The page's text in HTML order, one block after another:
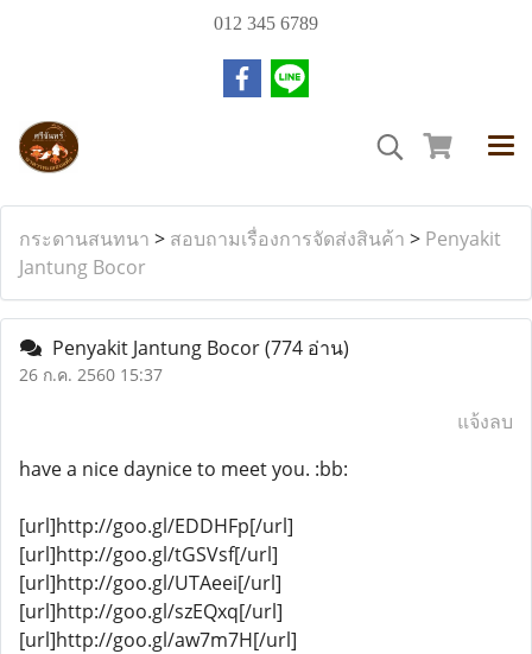
012 345 6789
กระดานสนทนา > สอบถามเรื่องการจัดส่งสินค้า > Penyakit
Jantung Bocor
Penyakit Jantung Bocor(774 อ่าน)
26 ก.ค. 2560 15:37
แจ้งลบ
have a nice daynice to meet you. :bb:
[url]http://goo.gl/EDDHFp[/url]
[url]http://goo.gl/tGSVsf[/url]
[url]http://goo.gl/UTAeei[/url]
[url]http://goo.gl/szEQxq[/url]
[url]http://goo.gl/aw7m7H[/url]